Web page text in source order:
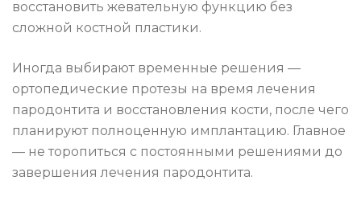
восстановить жевательную функцию без
сложной костной пластики.
Иногда выбирают временные решения —
ортопедические протезы на время лечения
пародонтита и восстановления кости, после чего
планируют полноценную имплантацию. Главное
— не торопиться с постоянными решениями до
завершения лечения пародонтита.